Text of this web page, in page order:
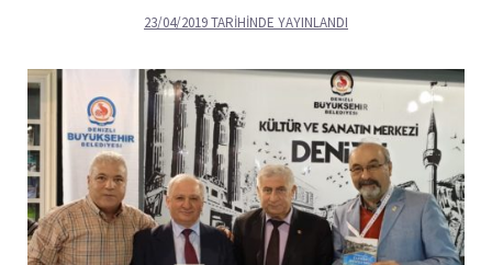
23/04/2019TARIHINDE YAYINLANDI